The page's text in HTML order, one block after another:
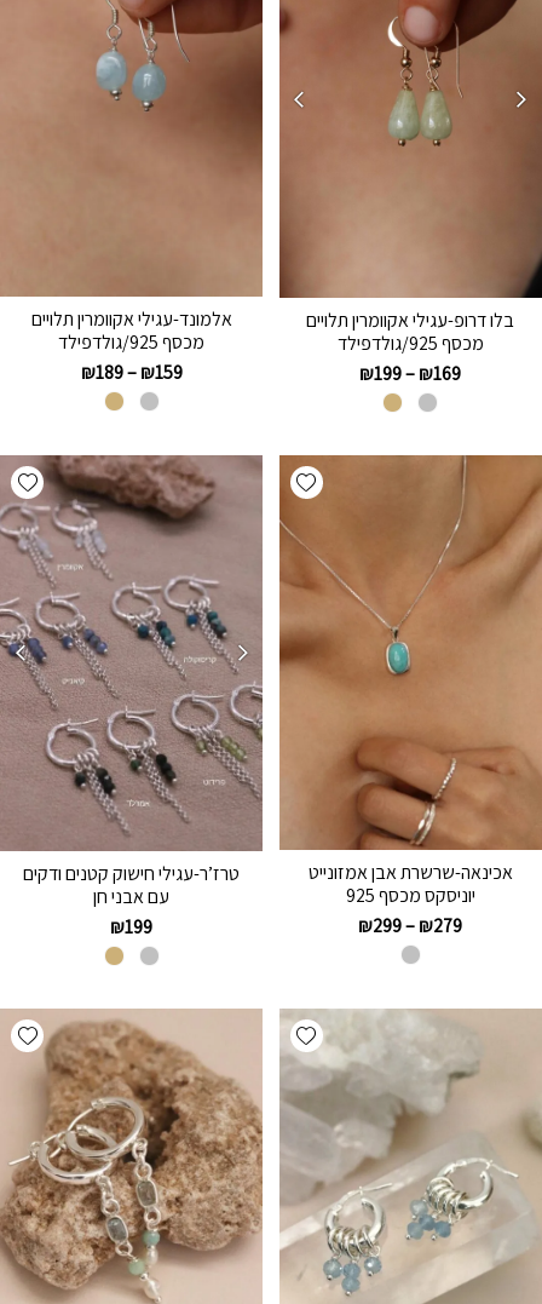
בלו דרופ-עגילי אקוומרין תלויים
מכסף 925/גולדפילד
₪169
–
₪199
אלמונד-עגילי אקוומרין תלויים
מכסף 925/גולדפילד
₪159
–
₪189
Add wishlist
אכינאה-שרשרת אבן אמזונייט
יוניסקס מכסף 925
₪279
–
₪299
טרז’ר-עגילי חישוק קטנים ודקים
עם אבני חן
₪199
Add wishlist